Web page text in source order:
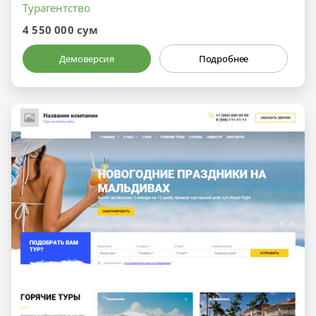
Турагентство
4 550 000 сум
Демоверсия Подробнее